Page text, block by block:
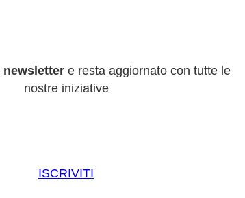
newslettere resta aggiornato con tutte le
nostre iniziative
ISCRIVITI